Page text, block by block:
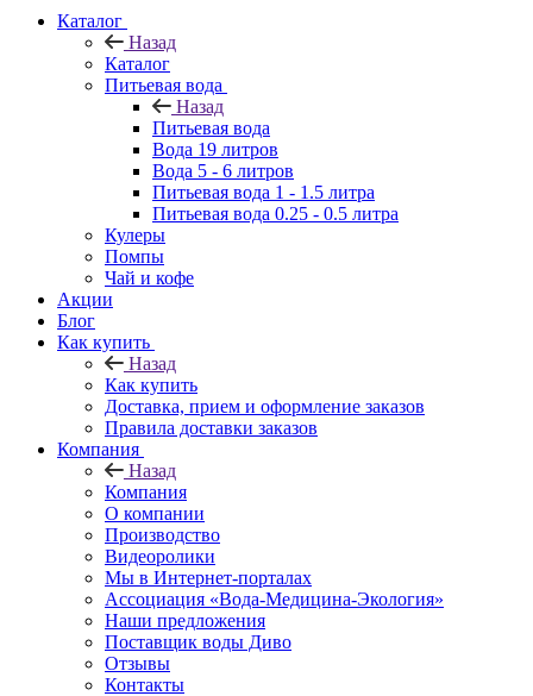
Каталог
Назад
Каталог
Питьевая вода
Назад
Питьевая вода
Вода 19 литров
Вода 5 - 6 литров
Питьевая вода 1 - 1.5 литра
Питьевая вода 0.25 - 0.5 литра
Кулеры
Помпы
Чай и кофе
Акции
Блог
Как купить
Назад
Как купить
Доставка, прием и оформление заказов
Правила доставки заказов
Компания
Назад
Компания
О компании
Производство
Видеоролики
Мы в Интернет-порталах
Ассоциация «Вода-Медицина-Экология»
Наши предложения
Поставщик воды Диво
Отзывы
Контакты